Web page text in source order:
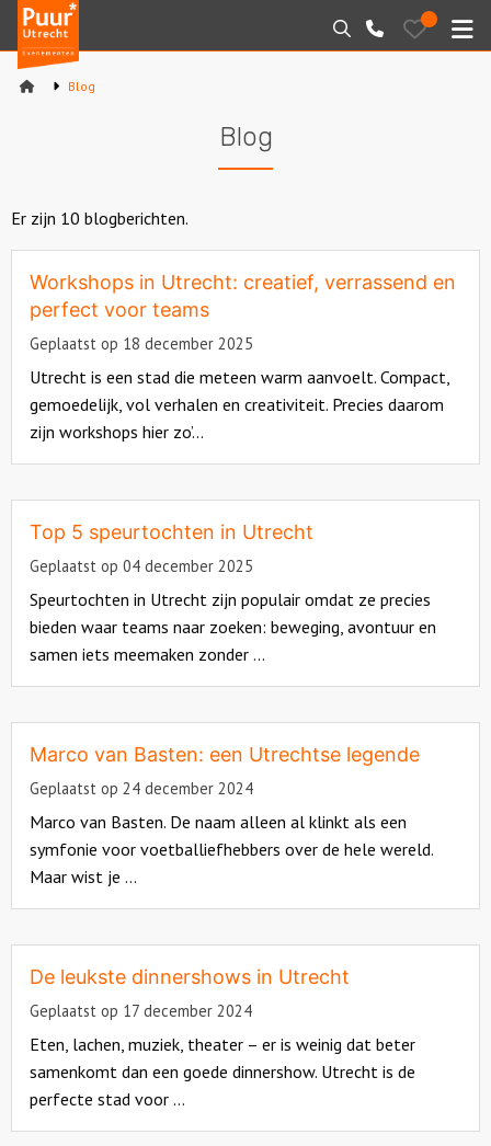
Puur*
Utrecht
bedrijfsuitjes
Zoeken
030-
2145099
Bewaarde
uitjes
Arrangementen
Workshops
Rondleidingen
Blog
Blog
Er zijn 10 blogberichten.
Workshops in Utrecht: creatief, verrassend en
perfect voor teams
Geplaatst op 18 december 2025
Utrecht is een stad die meteen warm aanvoelt. Compact,
gemoedelijk, vol verhalen en creativiteit. Precies daarom
zijn workshops hier zo’...
more
about
Top 5 speurtochten in Utrecht
Geplaatst op 04 december 2025
Speurtochten in Utrecht zijn populair omdat ze precies
bieden waar teams naar zoeken: beweging, avontuur en
samen iets meemaken zonder ...
more
about
Marco van Basten: een Utrechtse legende
Geplaatst op 24 december 2024
Marco van Basten. De naam alleen al klinkt als een
symfonie voor voetballiefhebbers over de hele wereld.
Maar wist je ...
more
about
De leukste dinnershows in Utrecht
Geplaatst op 17 december 2024
Eten, lachen, muziek, theater – er is weinig dat beter
samenkomt dan een goede dinnershow. Utrecht is de
perfecte stad voor ...